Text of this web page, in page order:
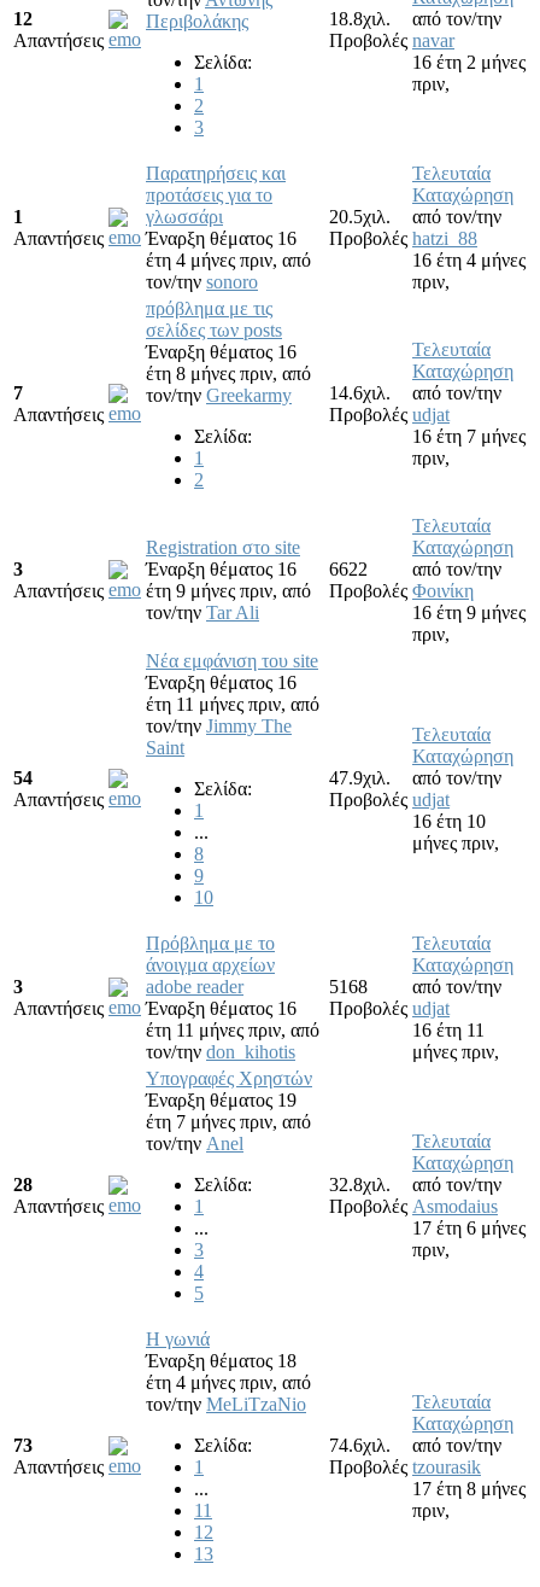
12
Απαντήσεις
Περιβολάκης
Σελίδα:
1
2
3
18.8χιλ.
Προβολές
από τον/την
navar
16 έτη 2 μήνες
πριν,
1
Απαντήσεις
Παρατηρήσεις και
προτάσεις για το
γλωσσάρι
Έναρξη θέματος 16
έτη 4 μήνες πριν, από
τον/την sonoro
20.5χιλ.
Προβολές
Τελευταία
Καταχώρηση
από τον/την
hatzi_88
16 έτη 4 μήνες
πριν,
7
Απαντήσεις
πρόβλημα με τις
σελίδες των posts
Έναρξη θέματος 16
έτη 8 μήνες πριν, από
τον/την Greekarmy
Σελίδα:
1
2
14.6χιλ.
Προβολές
Τελευταία
Καταχώρηση
από τον/την
udjat
16 έτη 7 μήνες
πριν,
3
Απαντήσεις
Registration στο site
Έναρξη θέματος 16
έτη 9 μήνες πριν, από
τον/την Tar Ali
6622
Προβολές
Τελευταία
Καταχώρηση
από τον/την
Φοινίκη
16 έτη 9 μήνες
πριν,
54
Απαντήσεις
Νέα εμφάνιση του site
Έναρξη θέματος 16
έτη 11 μήνες πριν, από
τον/την Jimmy The
Saint
Σελίδα:
1
...
8
9
10
47.9χιλ.
Προβολές
Τελευταία
Καταχώρηση
από τον/την
udjat
16 έτη 10
μήνες πριν,
3
Απαντήσεις
Πρόβλημα με το
άνοιγμα αρχείων
adobe reader
Έναρξη θέματος 16
έτη 11 μήνες πριν, από
τον/την don_kihotis
5168
Προβολές
Τελευταία
Καταχώρηση
από τον/την
udjat
16 έτη 11
μήνες πριν,
28
Απαντήσεις
Υπογραφές Χρηστών
Έναρξη θέματος 19
έτη 7 μήνες πριν, από
τον/την Anel
Σελίδα:
1
...
3
4
5
32.8χιλ.
Προβολές
Τελευταία
Καταχώρηση
από τον/την
Asmodaius
17 έτη 6 μήνες
πριν,
73
Απαντήσεις
Η γωνιά
Έναρξη θέματος 18
έτη 4 μήνες πριν, από
τον/την MeLiTzaNio
Σελίδα:
1
...
11
12
13
74.6χιλ.
Προβολές
Τελευταία
Καταχώρηση
από τον/την
tzourasik
17 έτη 8 μήνες
πριν,